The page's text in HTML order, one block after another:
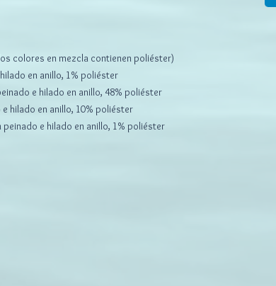
colores en mezcla contienen poliéster)
en anillo, 1% poliéster
e hilado en anillo, 48% poliéster
hilado en anillo, 10% poliéster
e hilado en anillo, 1% poliéster